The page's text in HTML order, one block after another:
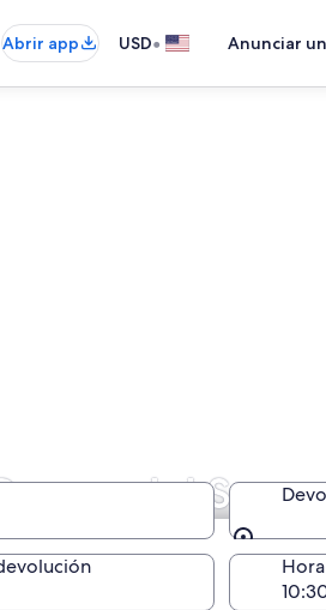
Abrir app USD• Anunciar
del Sur